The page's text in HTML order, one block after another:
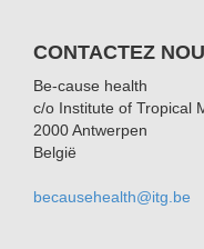
CONTACTEZ
Be-cause health
c/o Institute of Tropical
2000 Antwerpen
België
becausehealth@itg.be